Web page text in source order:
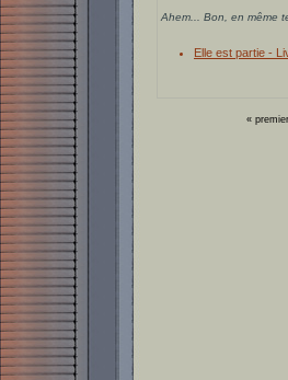
Ahem... Bon, en même
Elle est partie -
« premier